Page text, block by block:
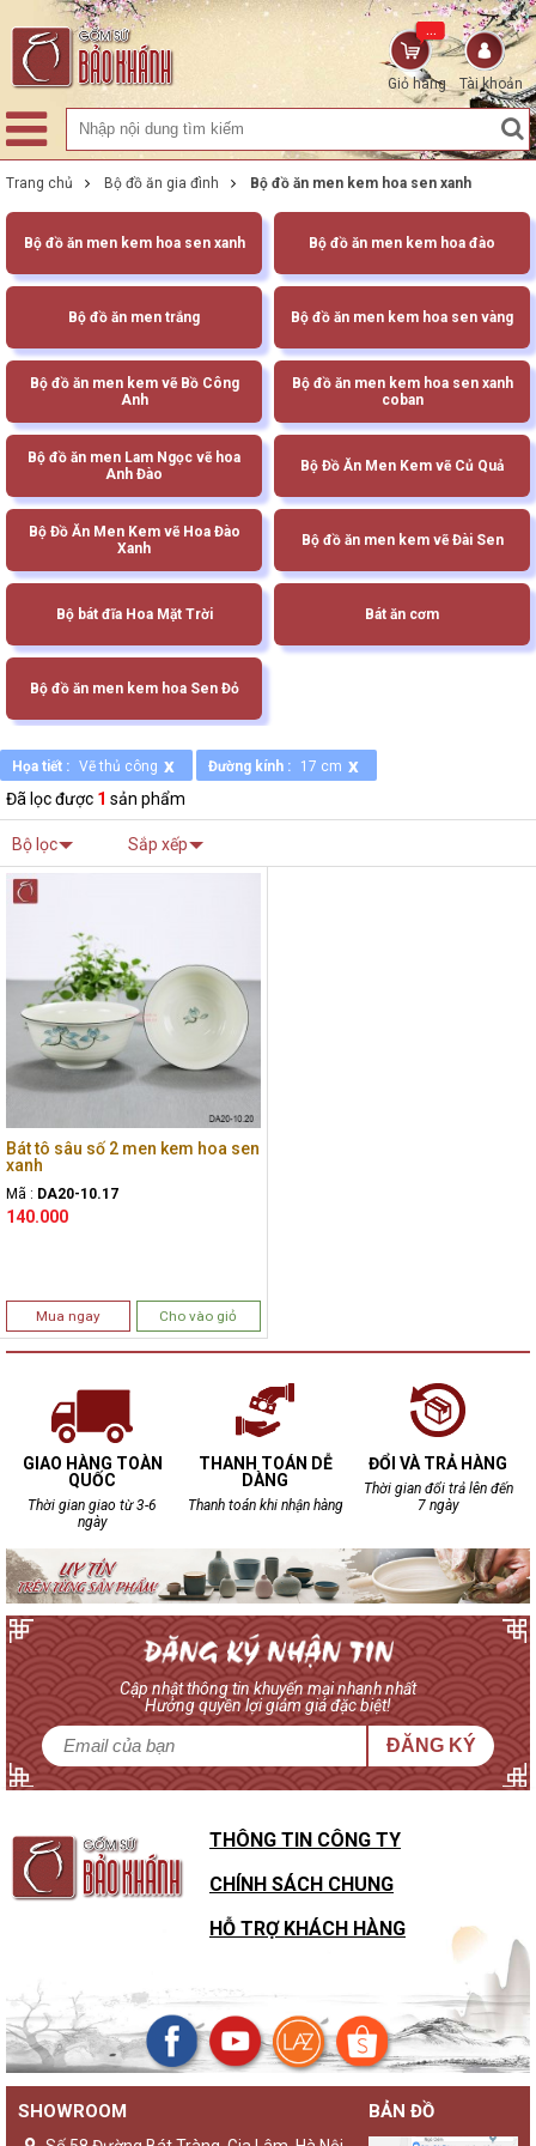
Tài khoản
Giỏ hàng
...
Trang chủ Bộ đồ ăn gia đình Bộ đồ ăn men kem hoa sen xanh
Bộ đồ ăn men kem hoa sen xanh Bộ đồ ăn men kem hoa đào
Bộ đồ ăn men trắng Bộ đồ ăn men kem hoa sen vàng
Bộ đồ ăn men kem vẽ Bồ Công
Anh
Bộ đồ ăn men kem hoa sen xanh
coban
Bộ đồ ăn men Lam Ngọc vẽ hoa
Anh Đào
Bộ Đồ Ăn Men Kem vẽ Củ Quả
Bộ Đồ Ăn Men Kem vẽ Hoa Đào
Xanh
Bộ đồ ăn men kem vẽ Đài Sen
Bộ bát đĩa Hoa Mặt Trời Bát ăn cơm
Bộ đồ ăn men kem hoa Sen Đỏ
Họa tiết : Vẽ thủ công x Đường kính : 17 cm x
Đã lọc được 1 sản phẩm
Bộ lọc Sắp xếp
Bát tô sâu số 2 men kem hoa sen
xanh
Mã : DA20-10.17
140.000
Mua ngay Cho vào giỏ
GIAO HÀNG TOÀN
QUỐC
Thời gian giao từ 3-6
ngày
THANH TOÁN DỄ
DÀNG
Thanh toán khi nhận hàng
ĐỔI VÀ TRẢ HÀNG
Thời gian đổi trả lên đến
7 ngày
Cập nhật thông tin khuyến mại nhanh nhất
Hưởng quyền lợi giảm giá đặc biệt!
ĐĂNG KÝ
THÔNG TIN CÔNG TY
CHÍNH SÁCH CHUNG
HỖ TRỢ KHÁCH HÀNG
SHOWROOM BẢN ĐỒ